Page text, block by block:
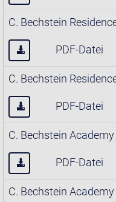
C. Bechstein
PDF-Datei
C. Bechstein
PDF-Datei
C. Bechstein Academy
PDF-Datei
C. Bechstein